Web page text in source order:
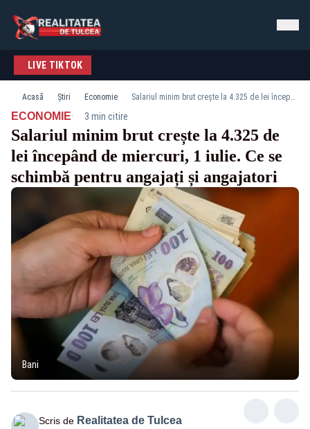
LIVE TIKTOK
Acasă Știri Economie Salariul minim brut crește la 4.325 de lei începând de miercuri, 1 iulie. Ce se schimbă pentru angajați și angajatori
ECONOMIE· 3 min citire
Salariul minim brut crește la 4.325 de
lei începând de miercuri, 1 iulie. Ce se
schimbă pentru angajați și angajatori
Bani
Scris de Realitatea de Tulcea